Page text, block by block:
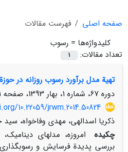
صفحه اصلی
فهرست مقالات
کلیدواژه‌ها = رسوب‏‏
تعداد مقالات:
1
تهیة مدل برآورد رسوب روزانه در
دوره 67، شماره 1، بهار 1393، صفحه
10.22059/jrwm.2014.50824
ذکریا اسدالهی، مهدی وفاخواه،
چکیده
امروزه، مدل‏های
بررسی‏ پدیدة فرسایش و